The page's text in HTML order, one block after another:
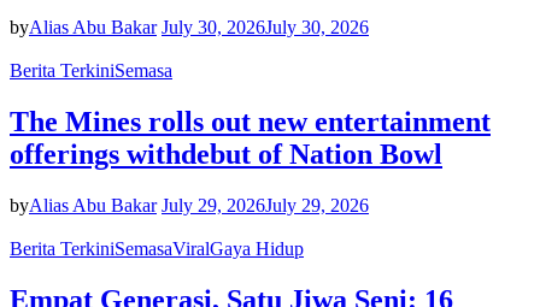
byAlias Abu Bakar July 30, 2026July 30, 2026
Berita TerkiniSemasa
The Mines rolls out new entertainment
offerings withdebut of Nation Bowl
byAlias Abu Bakar July 29, 2026July 29, 2026
Berita TerkiniSemasaViralGaya Hidup
Empat Generasi, Satu Jiwa Seni: 16